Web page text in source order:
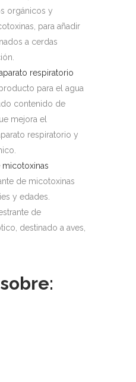
orgánicos y
para añadir
a cerdas
respiratorio
para el agua
contenido de
mejora el
respiratorio y
micotoxinas
de micotoxinas
y edades.
de
destinado a aves,